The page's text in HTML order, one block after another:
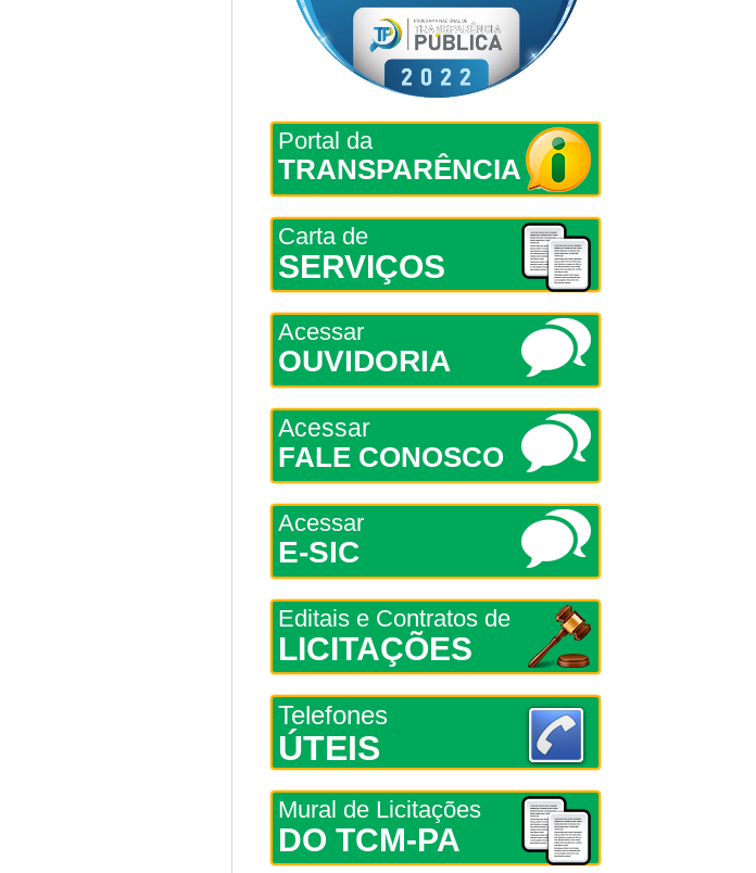
Portal da
TRANSPARÊNCIA
Carta de
SERVIÇOS
Acessar
OUVIDORIA
Acessar
FALE CONOSCO
Acessar
E-SIC
Editais e Contratos de
LICITAÇÕES
Telefones
ÚTEIS
Mural de Licitações
DO TCM-PA